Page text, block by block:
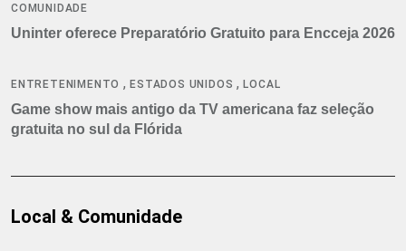
COMUNIDADE
Uninter oferece Preparatório Gratuito para Encceja 2026
ENTRETENIMENTO ,ESTADOS UNIDOS ,LOCAL
Game show mais antigo da TV americana faz seleção
gratuita no sul da Flórida
Local & Comunidade